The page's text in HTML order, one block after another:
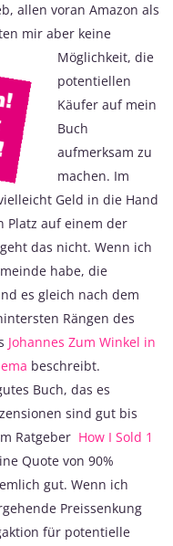
allen voran Amazon als
mir aber keine
Möglichkeit, die
potentiellen
Käufer auf mein
Buch
aufmerksam zu
machen. Im
Geld in die Hand
Platz auf einem der
das nicht. Wenn ich
habe, die
es gleich nach dem
Rängen des
Johannes Zum Winkel in
beschreibt.
Buch, das es
sind gut bis
Ratgeber How I Sold 1
Quote von 90%
gut. Wenn ich
Preissenkung
für potentielle